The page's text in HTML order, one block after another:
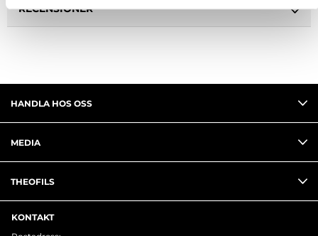
RECENSIONER
HANDLA HOS OSS
MEDIA
THEOFILS
KONTAKT